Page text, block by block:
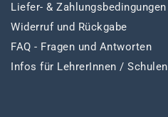
Liefer- & Zahlungsbedingungen
Widerruf und Rückgabe
FAQ - Fragen und Antworten
Infos für LehrerInnen / Schulen